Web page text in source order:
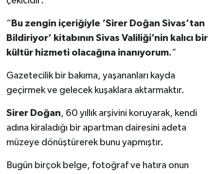
“ Bu zengin içeriğiyle ‘Sirer Doğan Sivas’tan
Bildiriyor’ kitabının Sivas Valiliği’nin kalıcı bir
kültür hizmeti olacağına inanıyorum.”
Gazetecilik bir bakıma, yaşananları kayda
geçirmek ve gelecek kuşaklara aktarmaktır.
Sirer Doğan, 60 yıllık arşivini koruyarak, kendi
adına kiraladığı bir apartman dairesini adeta
müzeye dönüştürerek bunu yapmıştır.
Bugün birçok belge, fotoğraf ve hatıra onun